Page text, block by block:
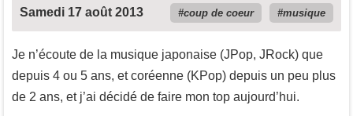
Samedi 17 août 2013 coup de coeur musique
Je n’écoute de la musique japonaise (JPop, JRock) que
depuis 4 ou 5 ans, et coréenne (KPop) depuis un peu plus
de 2 ans, et j’ai décidé de faire mon top aujourd’hui.